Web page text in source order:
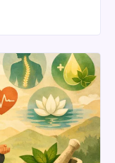
icónicas. El
de Up in